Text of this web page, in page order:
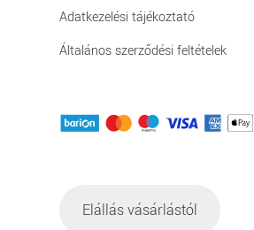
Adatkezelési tájékoztató
Általános szerződési feltételek
Elállás vásárlástól